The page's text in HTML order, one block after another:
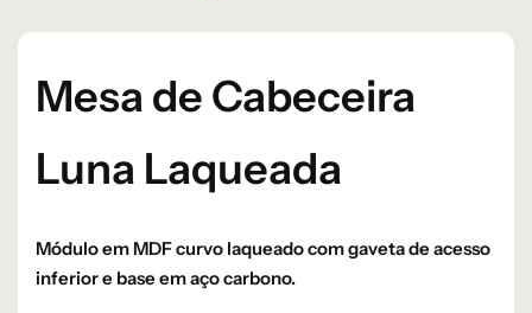
Mesa de Cabeceira
Luna Laqueada
Módulo em MDF curvo laqueado com gaveta de acesso
inferior e base em aço carbono.